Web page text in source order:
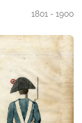
1801 - 1900